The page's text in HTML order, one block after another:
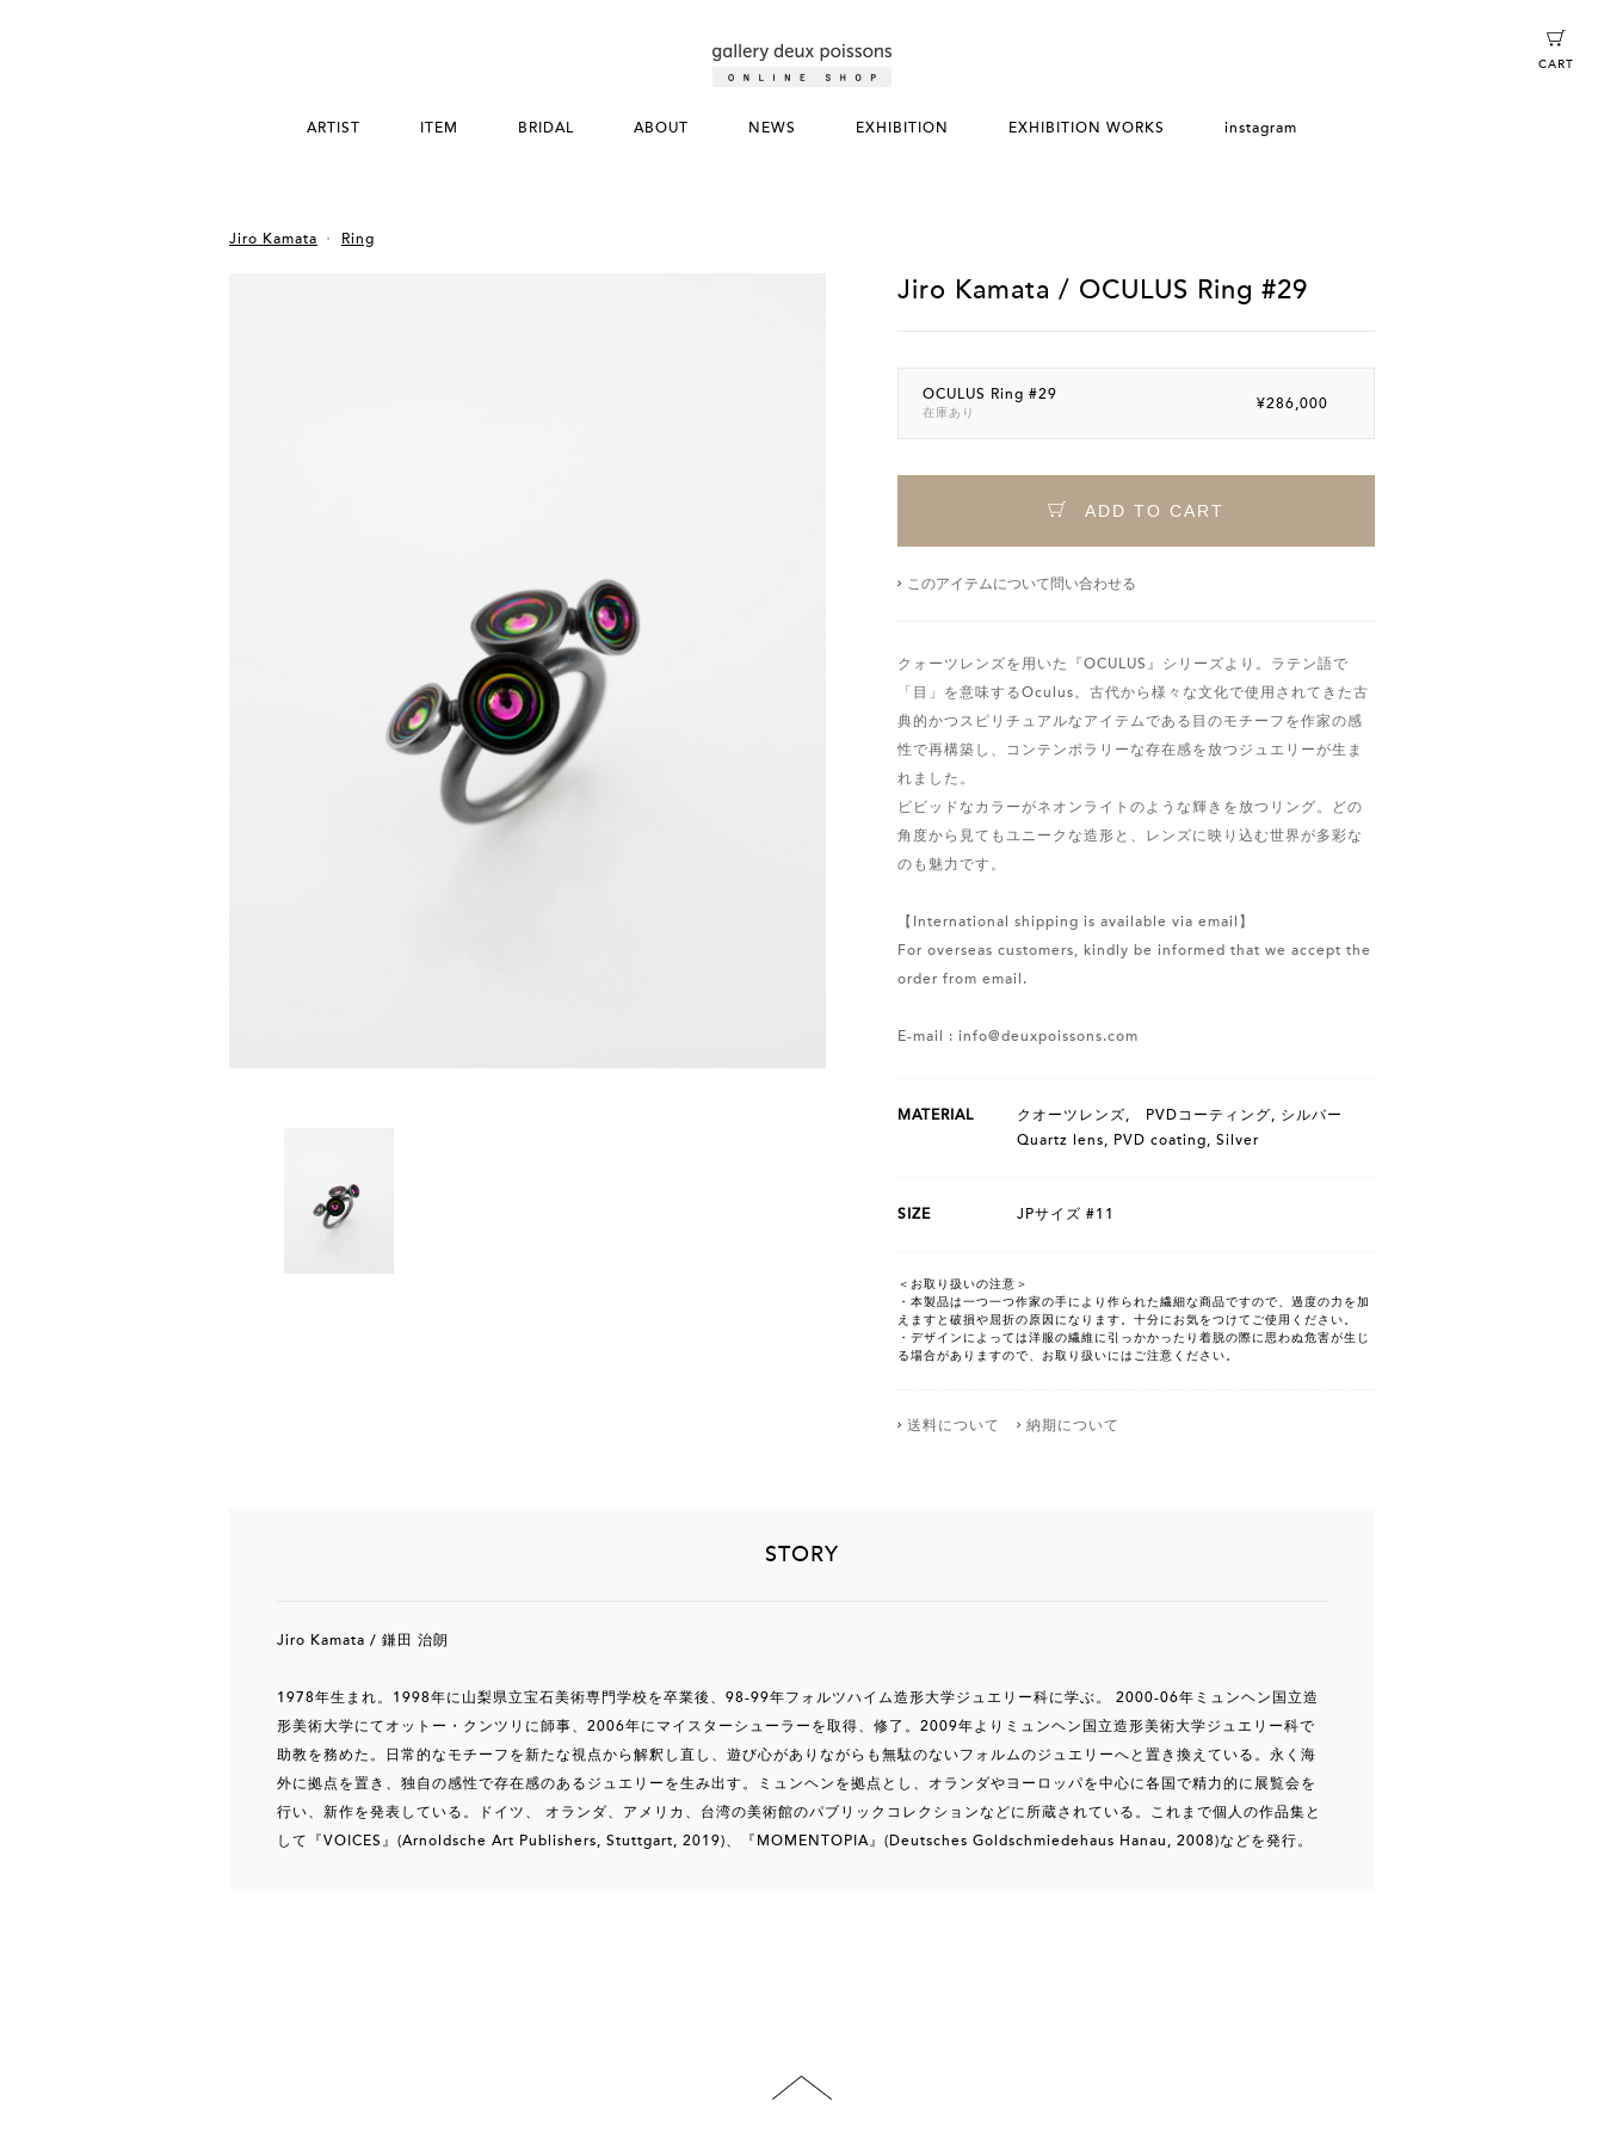
ARTIST ITEM BRIDAL ABOUT NEWS EXHIBITION EXHIBITION WORKS instagram
CART
Jiro Kamata Ring
Jiro Kamata / OCULUS Ring #29
OCULUS Ring #29
在庫あり
¥286,000
ADD TO CART
このアイテムについて問い合わせる
クォーツレンズを用いた『OCULUS』シリーズより。ラテン語で
「目」を意味するOculus。古代から様々な文化で使用されてきた古
典的かつスピリチュアルなアイテムである目のモチーフを作家の感
性で再構築し、コンテンポラリーな存在感を放つジュエリーが生ま
れました。
ビビッドなカラーがネオンライトのような輝きを放つリング。どの
角度から見てもユニークな造形と、レンズに映り込む世界が多彩な
のも魅力です。
【International shipping is available via email】
For overseas customers, kindly be informed that we accept the
order from email.
E-mail : info@deuxpoissons.com
MATERIAL
クオーツレンズ, PVDコーティング, シルバー
Quartz lens, PVD coating, Silver
SIZE JPサイズ #11
＜お取り扱いの注意＞
・本製品は一つ一つ作家の手により作られた繊細な商品ですので、過度の力を加
えますと破損や屈折の原因になります。十分にお気をつけてご使用ください。
・デザインによっては洋服の繊維に引っかかったり着脱の際に思わぬ危害が生じ
る場合がありますので、お取り扱いにはご注意ください。
送料について 納期について
STORY
Jiro Kamata / 鎌田 治朗
1978年生まれ。1998年に山梨県立宝石美術専門学校を卒業後、98-99年フォルツハイム造形大学ジュエリー科に学ぶ。 2000-06年ミュンヘン国立造
形美術大学にてオットー・クンツリに師事、2006年にマイスターシューラーを取得、修了。2009年よりミュンヘン国立造形美術大学ジュエリー科で
助教を務めた。日常的なモチーフを新たな視点から解釈し直し、遊び心がありながらも無駄のないフォルムのジュエリーへと置き換えている。永く海
外に拠点を置き、独自の感性で存在感のあるジュエリーを生み出す。ミュンヘンを拠点とし、オランダやヨーロッパを中心に各国で精力的に展覧会を
行い、新作を発表している。ドイツ、 オランダ、アメリカ、台湾の美術館のパブリックコレクションなどに所蔵されている。これまで個人の作品集と
して『VOICES』(Arnoldsche Art Publishers, Stuttgart, 2019)、『MOMENTOPIA』(Deutsches Goldschmiedehaus Hanau, 2008)などを発行。